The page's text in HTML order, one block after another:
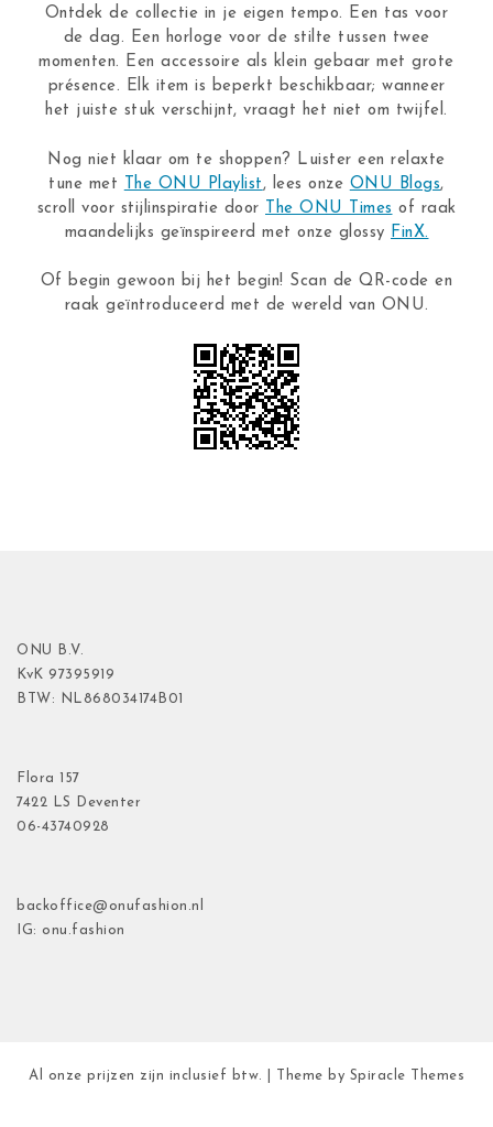
Ontdek de collectie in je eigen tempo. Een tas voor
de dag. Een horloge voor de stilte tussen twee
momenten. Een accessoire als klein gebaar met grote
présence. Elk item is beperkt beschikbaar; wanneer
het juiste stuk verschijnt, vraagt het niet om twijfel.
Nog niet klaar om te shoppen? Luister een relaxte
tune met
The ONU Playlist , lees onze ONU Blogs,
scroll voor stijlinspiratie door
The ONU Times of raak
maandelijks geïnspireerd met onze glossy FinX.
Of begin gewoon bij het begin! Scan de QR-code en
raak geïntroduceerd met de wereld van ONU.
ONU B.V.
KvK 97395919
BTW: NL868034174B01
Flora 157
7422 LS Deventer
06-43740928
backoffice@onufashion.nl
IG: onu.fashion
Al onze prijzen zijn inclusief btw. | Theme by Spiracle Themes